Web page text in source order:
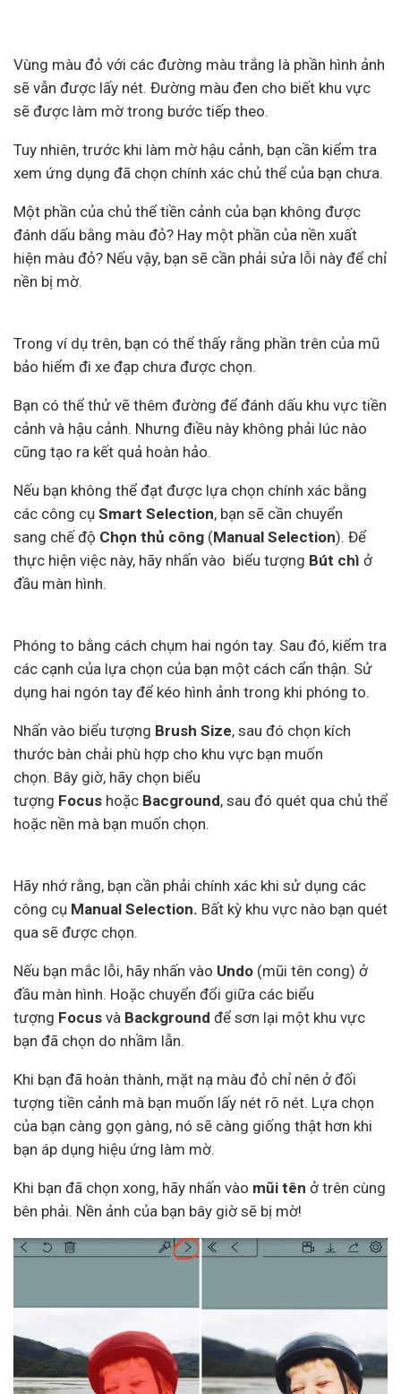
Vùng màu đỏ với các đường màu trắng là phần hình ảnh
sẽ vẫn được lấy nét. Đường màu đen cho biết khu vực
sẽ được làm mờ trong bước tiếp theo.
Tuy nhiên, trước khi làm mờ hậu cảnh, bạn cần kiểm tra
xem ứng dụng đã chọn chính xác chủ thể của bạn chưa.
Một phần của chủ thể tiền cảnh của bạn không được
đánh dấu bằng màu đỏ? Hay một phần của nền xuất
hiện màu đỏ? Nếu vậy, bạn sẽ cần phải sửa lỗi này để chỉ
nền bị mờ.
Trong ví dụ trên, bạn có thể thấy rằng phần trên của mũ
bảo hiểm đi xe đạp chưa được chọn.
Bạn có thể thử vẽ thêm đường để đánh dấu khu vực tiền
cảnh và hậu cảnh. Nhưng điều này không phải lúc nào
cũng tạo ra kết quả hoàn hảo.
Nếu bạn không thể đạt được lựa chọn chính xác bằng
các công cụ Smart Selection, bạn sẽ cần chuyển
sang chế độ Chọn thủ công (Manual Selection). Để
thực hiện việc này, hãy nhấn vào biểu tượng Bút chì ở
đầu màn hình.
Phóng to bằng cách chụm hai ngón tay. Sau đó, kiểm tra
các cạnh của lựa chọn của bạn một cách cẩn thận. Sử
dụng hai ngón tay để kéo hình ảnh trong khi phóng to.
Nhấn vào biểu tượng Brush Size, sau đó chọn kích
thước bàn chải phù hợp cho khu vực bạn muốn
chọn. Bây giờ, hãy chọn biểu
tượng Focus hoặc Bacground, sau đó quét qua chủ thể
hoặc nền mà bạn muốn chọn.
Hãy nhớ rằng, bạn cần phải chính xác khi sử dụng các
công cụ Manual Selection. Bất kỳ khu vực nào bạn quét
qua sẽ được chọn.
Nếu bạn mắc lỗi, hãy nhấn vào Undo (mũi tên cong) ở
đầu màn hình. Hoặc chuyển đổi giữa các biểu
tượng Focus và Background để sơn lại một khu vực
bạn đã chọn do nhầm lẫn.
Khi bạn đã hoàn thành, mặt nạ màu đỏ chỉ nên ở đối
tượng tiền cảnh mà bạn muốn lấy nét rõ nét. Lựa chọn
của bạn càng gọn gàng, nó sẽ càng giống thật hơn khi
bạn áp dụng hiệu ứng làm mờ.
Khi bạn đã chọn xong, hãy nhấn vào mũi tên ở trên cùng
bên phải. Nền ảnh của bạn bây giờ sẽ bị mờ!